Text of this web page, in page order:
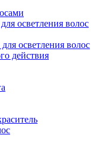
осветления волос
осветления волос
действия